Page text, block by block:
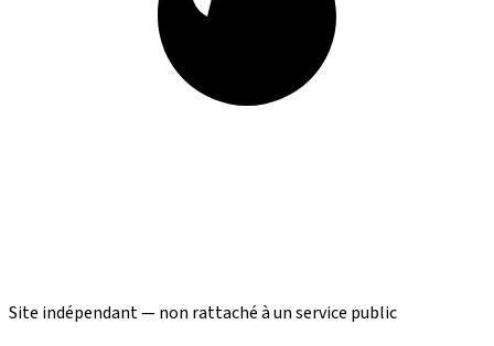
Site indépendant — non rattaché à un service public